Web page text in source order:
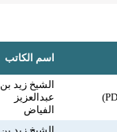
اسم الكاتب
الشيخ زيد بن
عبدالعزيز
الفياض